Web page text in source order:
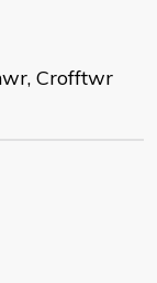
Crofftwr